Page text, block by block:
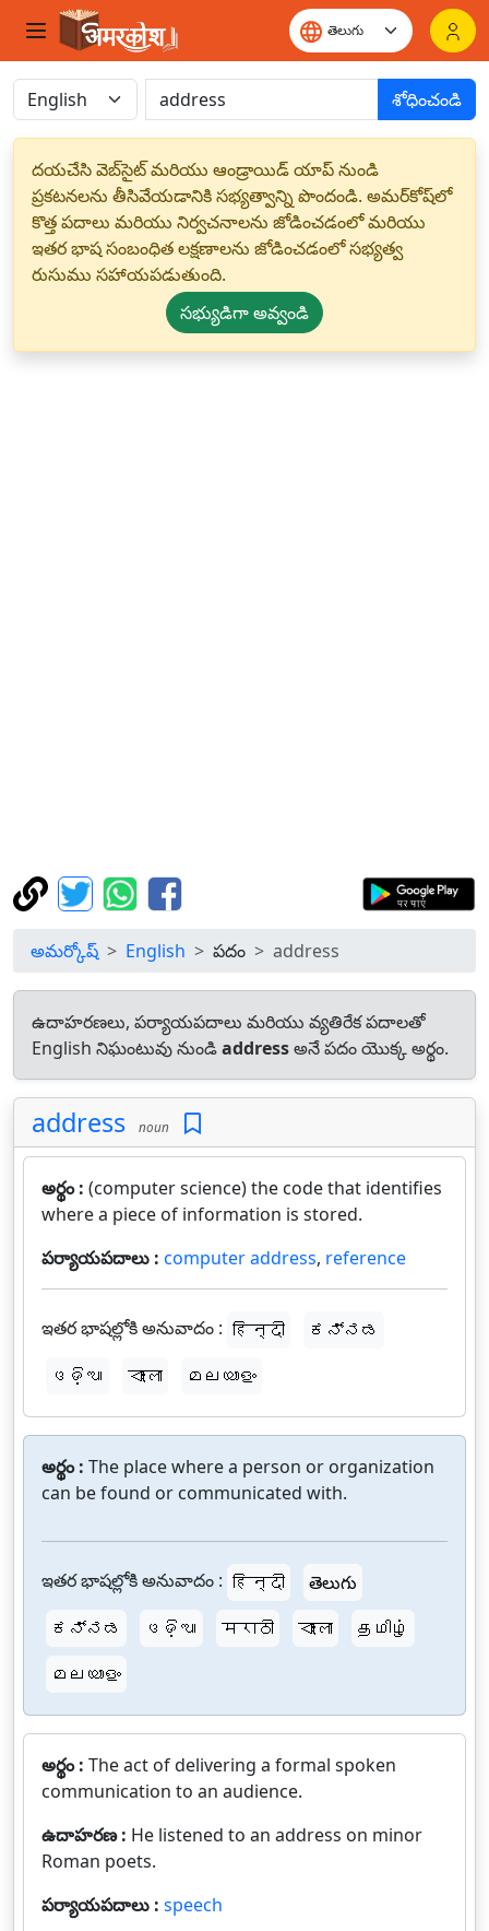
శోధించండి
దయచేసి వెబ్‌సైట్ మరియు ఆండ్రాయిడ్ యాప్ నుండి
ప్రకటనలను తీసివేయడానికి సభ్యత్వాన్ని పొందండి. అమర్‌కోష్‌లో
కొత్త పదాలు మరియు నిర్వచనాలను జోడించడంలో మరియు
ఇతర భాష సంబంధిత లక్షణాలను జోడించడంలో సభ్యత్వ
రుసుము సహాయపడుతుంది.
సభ్యుడిగా అవ్వండి
అమర్కోష్ English పదం address
ఉదాహరణలు, పర్యాయపదాలు మరియు వ్యతిరేక పదాలతో
English నిఘంటువు నుండిaddressఅనే పదం యొక్క అర్థం.
address noun
అర్థం : (computer science) the code that identifies
where a piece of information is stored.
పర్యాయపదాలు : computer address, reference
ఇతర భాషల్లోకి అనువాదం : हिन्दी
ಕನ್ನಡ
ଓଡ଼ିଆ
বাংলা മലയാളം
అర్థం : The place where a person or organization
can be found or communicated with.
ఇతర భాషల్లోకి అనువాదం : हिन्दी
తెలుగు
ಕನ್ನಡ
ଓଡ଼ିଆ मराठी বাংলা
தமிழ்
മലയാളം
అర్థం : The act of delivering a formal spoken
communication to an audience.
ఉదాహరణ : He listened to an address on minor
Roman poets.
పర్యాయపదాలు : speech